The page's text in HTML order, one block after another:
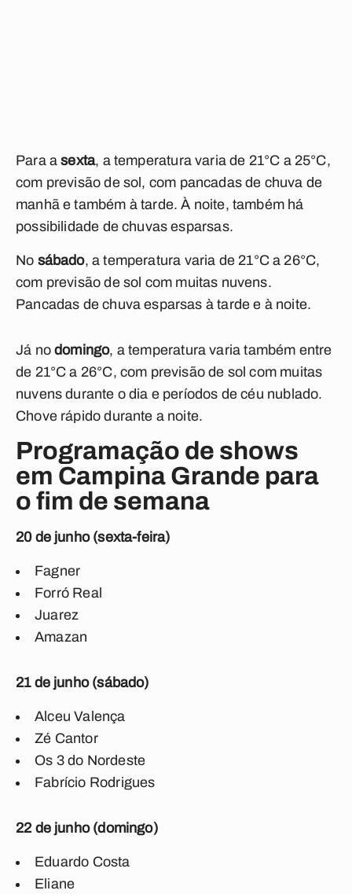
Para asexta, a temperatura varia de 21°C a 25°C,
com previsão de sol, com pancadas de chuva de
manhã e também à tarde. À noite, também há
possibilidade de chuvas esparsas.
No sábado,a temperatura varia de 21°C a 26°C,
com previsão de sol com muitas nuvens.
Pancadas de chuva esparsas à tarde e à noite.
Já nodomingo, a temperatura varia também entre
de 21°C a 26°C, com previsão de sol com muitas
nuvens durante o dia e períodos de céu nublado.
Chove rápido durante a noite.
Programação de shows
em Campina Grande para
o fim de semana
20 de junho (sexta-feira)
Fagner
Forró Real
Juarez
Amazan
21 de junho (sábado)
Alceu Valença
Zé Cantor
Os 3 do Nordeste
Fabrício Rodrigues
22 de junho (domingo)
Eduardo Costa
Eliane